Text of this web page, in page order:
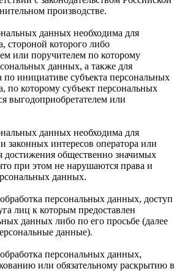
производстве.
данных необходима для
стороной которого либо
или поручителем по которому
данных, а также для
по инициативе субъекта персональных
по которому субъект персональных
выгодоприобретателем или
данных необходима для
законных интересов оператора или
достижения общественно значимых
при этом не нарушаются права и
данных.
персональных данных, доступ
лиц к которым предоставлен
данных либо по его просьбе (далее
данные).
персональных данных,
или обязательному раскрытию в